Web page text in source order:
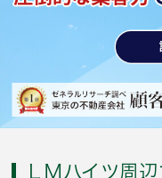
ＬＭハイツ周